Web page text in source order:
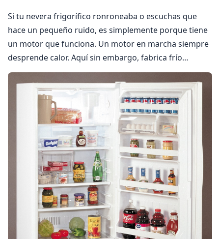
Si tu nevera frigorífico ronroneaba o escuchas que
hace un pequeño ruido, es simplemente porque tiene
un motor que funciona. Un motor en marcha siempre
desprende calor. Aquí sin embargo, fabrica frío…